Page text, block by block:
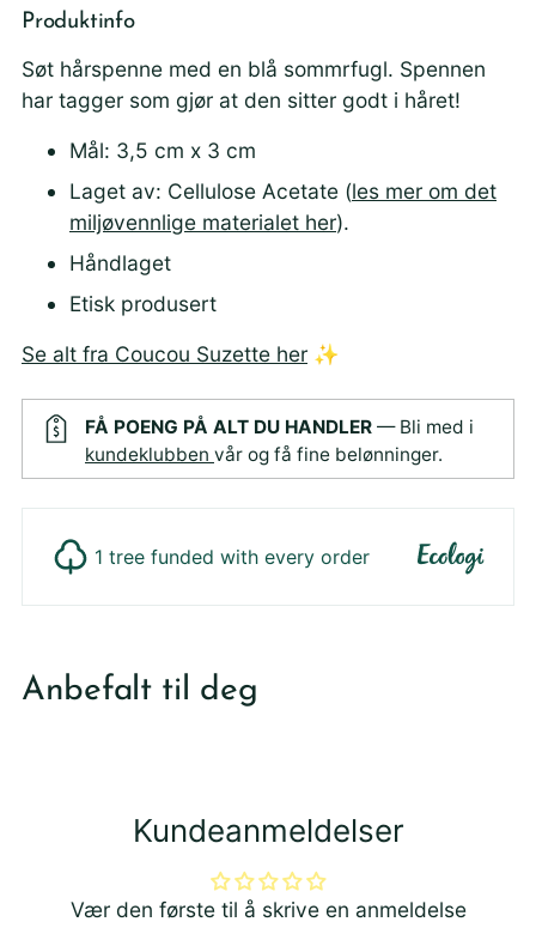
Produktinfo
Søt hårspenne med en blå sommrfugl. Spennen
har tagger som gjør at den sitter godt i håret!
Mål: 3,5 cm x 3 cm
Laget av: Cellulose Acetate (les mer om det
miljøvennlige materialet her).
Håndlaget
Etisk produsert
Se alt fra Coucou Suzette her ✨
FÅ POENG PÅ ALT DU HANDLER — Bli med i
kundeklubben vår og få fine belønninger.
1 tree funded with every order
produktet
iAnbefalt til deg
Kundeanmeldelser
Vær den første til å skrive en anmeldelse